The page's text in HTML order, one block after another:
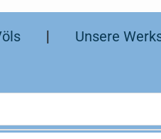
❘ Unsere